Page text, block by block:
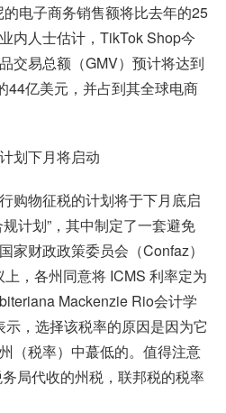
电子商务销售额将比去年的25
内人士估计，TikTok Shop今
交易总额（GMV）预计将达到
44亿美元，并占到其全球电商
划下月将启动
购物征税的计划将于下月底启
计划”，其中制定了一套避免
家财政政策委员会（Confaz）
，各州同意将 ICMS 利率定为
Mackenzie Rio会计学
示，选择该税率的原因是因为它
（税率）中蕞低的。值得注意
局代收的州税，联邦税的税率